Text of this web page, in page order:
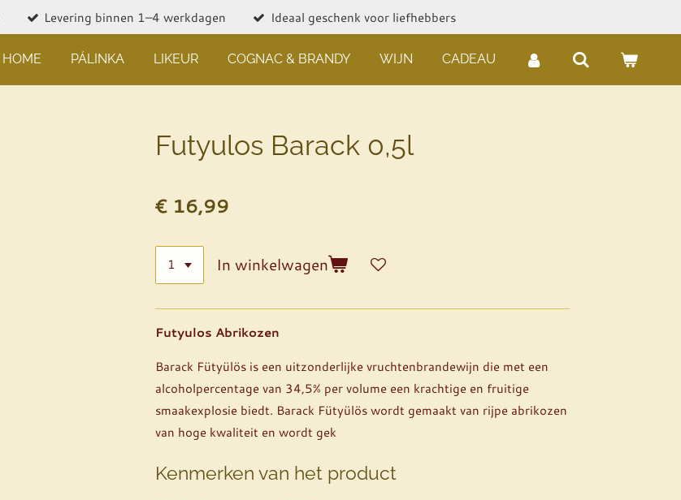
Levering binnen 1–4 werkdagen Ideaal geschenk voor liefhebbers
HOME PÁLINKA LIKEUR COGNAC & BRANDY WIJN CADEAU
Futyulos Barack 0,5l
€ 16,99
In winkelwagen
Futyulos Abrikozen
Barack Fütyülös is een uitzonderlijke vruchtenbrandewijn die met een
alcoholpercentage van 34,5% per volume een krachtige en fruitige
smaakexplosie biedt. Barack Fütyülös wordt gemaakt van rijpe abrikozen
van hoge kwaliteit en wordt gek
Kenmerken van het product